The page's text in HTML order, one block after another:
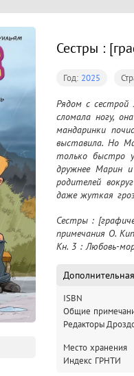
Сестры :
Год: 2025
Рядом с
сломала ногу,
мандаринки
выставила. Но
только быстро
дружнее Марин
родителей
даже жуткая
Сестры :
примечания О.
Кн. 3 : Любовь-
ISBN
Общие
Редакторы
Место хранения
Индекс ГРНТИ